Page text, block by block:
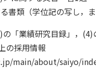
書類（学位記の写し，
「業績研究目録」，
の採用情報
main/about/saiyo/